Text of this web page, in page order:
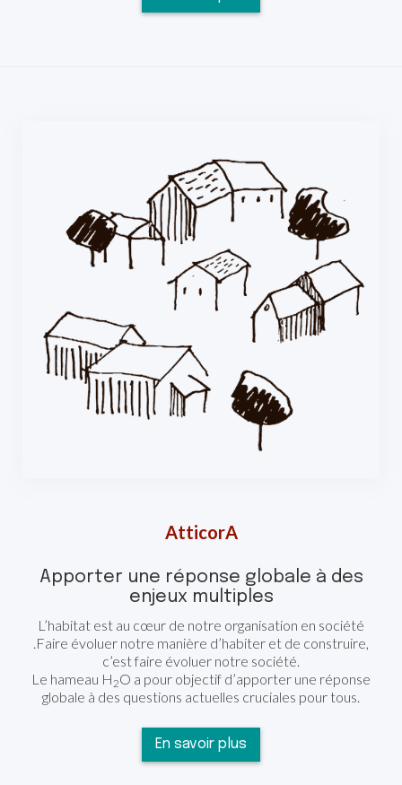
AtticorA
Apporter une réponse globale à des
enjeux multiples
L’habitat est au cœur de notre organisation en société
.Faire évoluer notre manière d’habiter et de construire,
c’est faire évoluer notre société.
Le hameau H 2O a pour objectif d’apporter une réponse
globale à des questions actuelles cruciales pour tous.
En savoir plus